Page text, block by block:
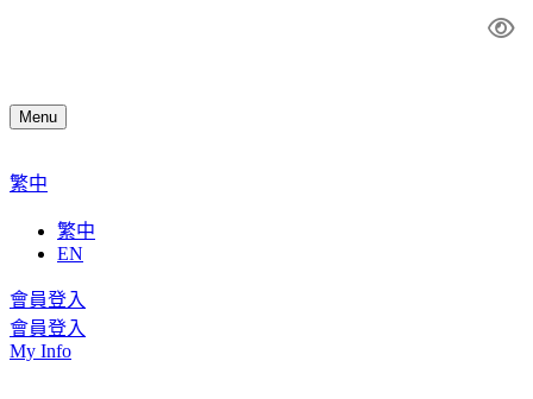
Menu
繁中
繁中
EN
會員登入
會員登入
My Info